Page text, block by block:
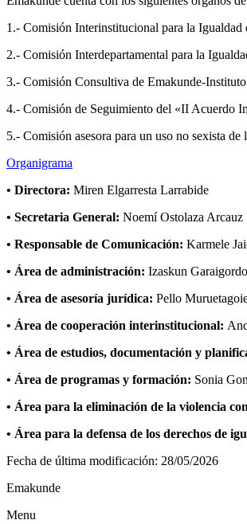
1.- Comisión Interinstitucional para la Igualdad
2.- Comisión Interdepartamental para la
3.- Comisión Consultiva de Emakunde-
4.- Comisión de Seguimiento del «II Acuerdo
5.- Comisión asesora para un uso no sexista
Organigrama
• Directora: Miren Elgarresta Larrabide
• Secretaria General: Noemí Ostolaza Arcauz
• Responsable de Comunicación: Karmele
• Área de administración: Izaskun
• Área de asesoría jurídica: Pello
• Área de cooperación interinstitucional:
• Área de estudios, documentación y
• Área de programas y formación: Sonia
• Área para la eliminación de la violencia
• Área para la defensa de los derechos de
Fecha de última modificación: 28/05/2026
Emakunde
Menu